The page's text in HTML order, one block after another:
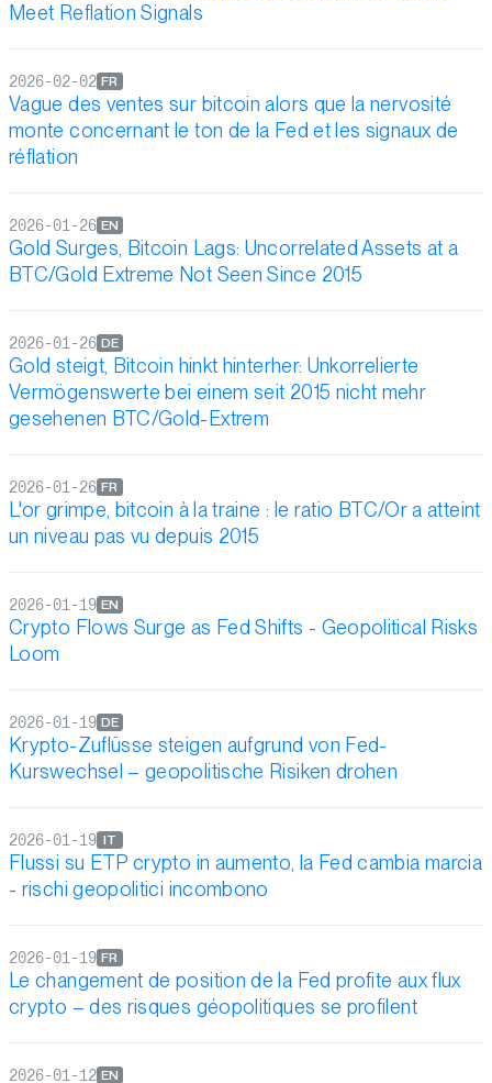
Meet Reflation Signals
Vague des ventes sur bitcoin alors que la nervosité
monte concernant le ton de la Fed et les signaux de
réflation
FR
2026-02-02
Gold Surges, Bitcoin Lags: Uncorrelated Assets at a
BTC/Gold Extreme Not Seen Since 2015
EN
2026-01-26
Gold steigt, Bitcoin hinkt hinterher: Unkorrelierte
Vermögenswerte bei einem seit 2015 nicht mehr
gesehenen BTC/Gold-Extrem
DE
2026-01-26
L'or grimpe, bitcoin à la traine : le ratio BTC/Or a atteint
un niveau pas vu depuis 2015
FR
2026-01-26
Crypto Flows Surge as Fed Shifts - Geopolitical Risks
Loom
EN
2026-01-19
Krypto-Zuflüsse steigen aufgrund von Fed-
Kurswechsel – geopolitische Risiken drohen
DE
2026-01-19
Flussi su ETP crypto in aumento, la Fed cambia marcia
- rischi geopolitici incombono
IT
2026-01-19
Le changement de position de la Fed profite aux flux
crypto – des risques géopolitiques se profilent
FR
2026-01-19
EN
2026-01-12